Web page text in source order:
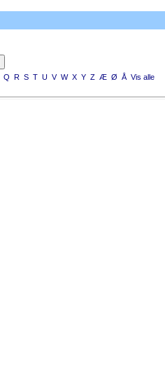
Q R S T U V W X Y Z Æ Ø Å Vis alle